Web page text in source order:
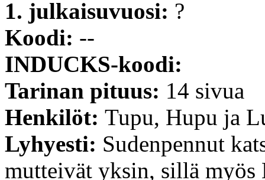
1. julkaisuvuosi: ?
Koodi: --
INDUCKS-koodi:
Tarinan pituus: 14 sivua
Henkilöt: Tupu, Hupu ja
Lyhyesti: Sudenpennut
mutteivät yksin, sillä myös